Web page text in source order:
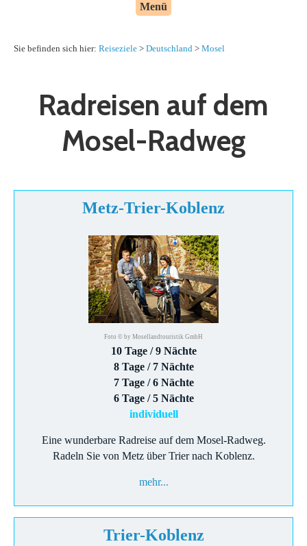
Menü
Sie befinden sich hier: Reiseziele > Deutschland > Mosel
Radreisen auf dem
Mosel-Radweg
Metz-Trier-Koblenz
Foto © by Mosellandtouristik GmbH
10 Tage / 9 Nächte
8 Tage / 7 Nächte
7 Tage / 6 Nächte
6 Tage / 5 Nächte
individuell
Eine wunderbare Radreise auf dem Mosel-Radweg.
Radeln Sie von Metz über Trier nach Koblenz.
mehr...
Trier-Koblenz